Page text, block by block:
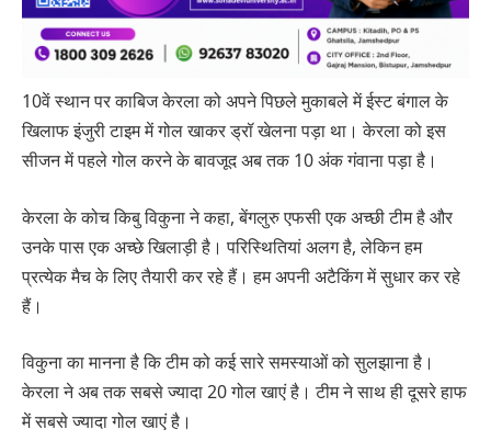
10वें स्थान पर काबिज केरला को अपने पिछले मुकाबले में ईस्ट बंगाल के
खिलाफ इंजुरी टाइम में गोल खाकर ड्रॉ खेलना पड़ा था। केरला को इस
सीजन में पहले गोल करने के बावजूद अब तक 10 अंक गंवाना पड़ा है।
केरला के कोच किबु विकुना ने कहा, बेंगलुरु एफसी एक अच्छी टीम है और
उनके पास एक अच्छे खिलाड़ी है। परिस्थितियां अलग है, लेकिन हम
प्रत्येक मैच के लिए तैयारी कर रहे हैं। हम अपनी अटैकिंग में सुधार कर रहे
हैं।
विकुना का मानना है कि टीम को कई सारे समस्याओं को सुलझाना है।
केरला ने अब तक सबसे ज्यादा 20 गोल खाएं है। टीम ने साथ ही दूसरे हाफ
में सबसे ज्यादा गोल खाएं है।